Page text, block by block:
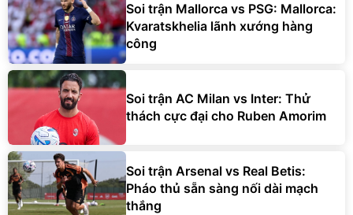
Soi trận Mallorca vs PSG: Mallorca:
Kvaratskhelia lãnh xướng hàng
công
Soi trận AC Milan vs Inter: Thử
thách cực đại cho Ruben Amorim
Soi trận Arsenal vs Real Betis:
Pháo thủ sẵn sàng nối dài mạch
thắng